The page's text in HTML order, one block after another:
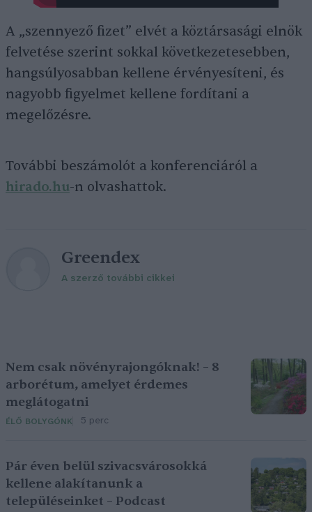
A „szennyező fizet” elvét a köztársasági elnök
felvetése szerint sokkal következetesebben,
hangsúlyosabban kellene érvényesíteni, és
nagyobb figyelmet kellene fordítani a
megelőzésre.
További beszámolót a konferenciáról a
hirado.hu-n olvashattok.
Greendex
A szerző további cikkei
Nem csak növényrajongóknak! – 8
arborétum, amelyet érdemes
meglátogatni
ÉLŐ BOLYGÓNK 5 perc
Pár éven belül szivacsvárosokká
kellene alakítanunk a
településeinket – Podcast